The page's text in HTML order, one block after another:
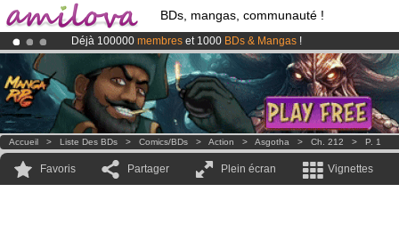
BDs, mangas, communauté !
Déjà 100000 membres et 1000 BDs & Mangas !
Abonnement premium: à partir de3.95 eurospar mois !Clique ici
LeKickstarter Amilova est désormais lancé
Accueil > Liste Des BDs > Comics/BDs > Action > Asgotha > Ch. 212 > P. 1
Favoris Partager Plein écran Vignettes